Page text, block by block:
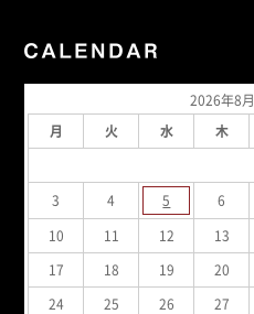
2026年8月
月
火 水 木
3
4 5 6
10
11 12 13
17
18 19 20
24
25 26 27